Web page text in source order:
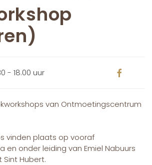
- 18.00 uur
van Ontmoetingscentrum
vinden plaats op vooraf
onder leiding van Emiel Nabuurs
Sint Hubert.